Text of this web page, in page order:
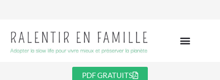
PDF GRATUITS